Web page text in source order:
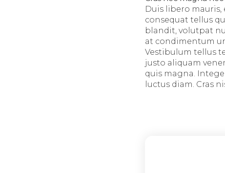
Duis libero mauris,
consequat tellus
blandit, volutpat
at condimentum
Vestibulum tellus
justo aliquam
quis magna.
luctus diam. Cras